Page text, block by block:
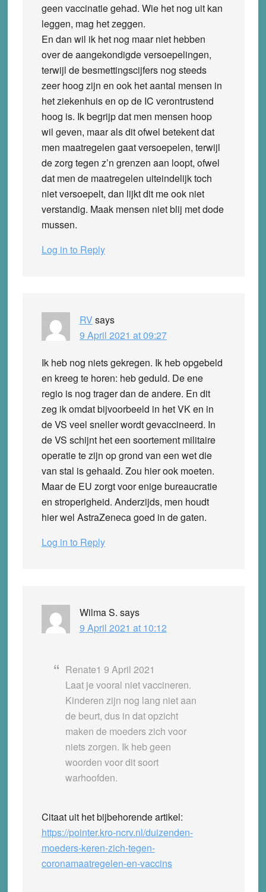
geen vaccinatie gehad. Wie het nog uit kan
leggen, mag het zeggen.
En dan wil ik het nog maar niet hebben
over de aangekondigde versoepelingen,
terwijl de besmettingscijfers nog steeds
zeer hoog zijn en ook het aantal mensen in
het ziekenhuis en op de IC verontrustend
hoog is. Ik begrijp dat men mensen hoop
wil geven, maar als dit ofwel betekent dat
men maatregelen gaat versoepelen, terwijl
de zorg tegen z’n grenzen aan loopt, ofwel
dat men de maatregelen uiteindelijk toch
niet versoepelt, dan lijkt dit me ook niet
verstandig. Maak mensen niet blij met dode
mussen.
Log in to Reply
RV says
9 April 2021 at 09:27
Ik heb nog niets gekregen. Ik heb opgebeld
en kreeg te horen: heb geduld. De ene
regio is nog trager dan de andere. En dit
zeg ik omdat bijvoorbeeld in het VK en in
de VS veel sneller wordt gevaccineerd. In
de VS schijnt het een soortement militaire
operatie te zijn op grond van een wet die
van stal is gehaald. Zou hier ook moeten.
Maar de EU zorgt voor enige bureaucratie
en stroperigheid. Anderzijds, men houdt
hier wel AstraZeneca goed in de gaten.
Log in to Reply
Wilma S. says
9 April 2021 at 10:12
Renate1 9 April 2021
Laat je vooral niet vaccineren.
Kinderen zijn nog lang niet aan
de beurt, dus in dat opzicht
maken de moeders zich voor
niets zorgen. Ik heb geen
woorden voor dit soort
warhoofden.
Citaat uit het bijbehorende artikel:
https://pointer.kro-ncrv.nl/duizenden-
moeders-keren-zich-tegen-
coronamaatregelen-en-vaccins